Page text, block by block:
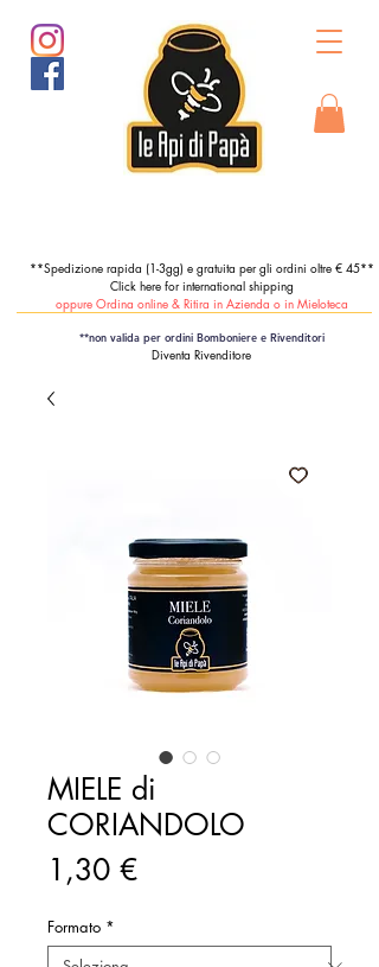
**Spedizione rapida (1-3gg) e gratuita per gli ordini oltre € 45**
Click here for international shipping
oppure Ordina online & Ritira in Azienda o in Mieloteca
**non valida per ordini Bomboniere e Rivenditori
Diventa Rivenditore
MIELE di
CORIANDOLO
1,30 €Prezzo
Formato *